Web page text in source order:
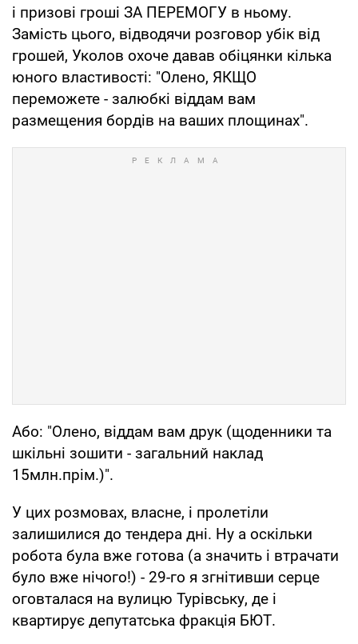
і призові гроші ЗА ПЕРЕМОГУ в ньому.
Замість цього, відводячи розговор убік від
грошей, Уколов охоче давав обіцянки кілька
юного властивості: "Олено, ЯКЩО
переможете - залюбкі віддам вам
размещения бордів на ваших площинах".
Або: "Олено, віддам вам друк (щоденники та
шкільні зошити - загальний наклад
15млн.прім.)".
У цих розмовах, власне, і пролетіли
залишилися до тендера дні. Ну а оскільки
робота була вже готова (а значить і втрачати
було вже нічого!) - 29-го я згнітивши серце
оговталася на вулицю Турівську, де і
квартирує депутатська фракція БЮТ.